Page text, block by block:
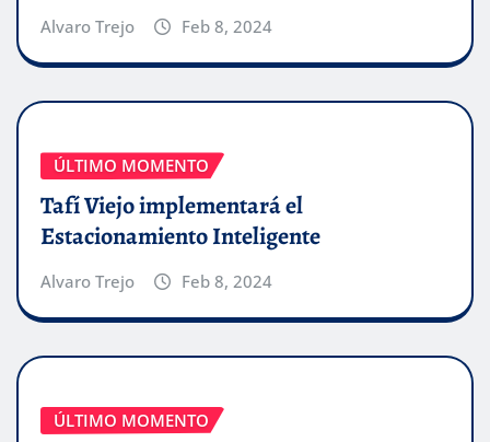
Alvaro Trejo Feb 8, 2024
ÚLTIMO MOMENTO
Tafí Viejo implementará el
Estacionamiento Inteligente
Alvaro Trejo Feb 8, 2024
ÚLTIMO MOMENTO